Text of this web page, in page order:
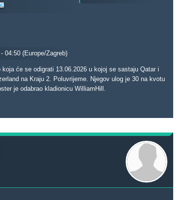
04:50 (Europe/Zagreb)
će se odigrati 13.06.2026 u kojoj se sastaju Qatar i
na Kraju 2. Poluvrijeme. Njegov ulog je 30 na kvotu
je odabrao kladionicu WilliamHill.